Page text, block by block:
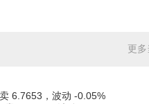
更
6.7653，波动 -0.05%